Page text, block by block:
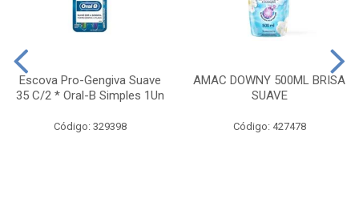
Escova Pro-Gengiva Suave
35 C/2 * Oral-B Simples 1Un
Código: 329398
AMAC DOWNY 500ML BRISA
SUAVE
Código: 427478